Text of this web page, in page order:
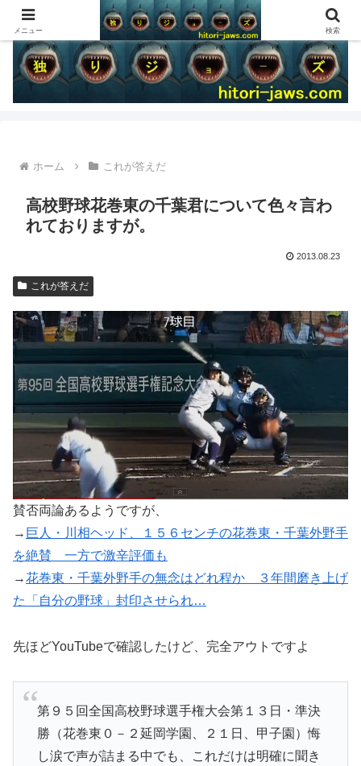
ホーム これが答えだ
高校野球花巻東の千葉君について色々言わ
れておりますが。
2013.08.23
これが答えだ
賛否両論あるようですが、
→ 巨人・川相ヘッド、１５６センチの花巻東・千葉外野手
を絶賛 一方で激辛評価も
→花巻東・千葉外野手の無念はどれ程か ３年間磨き上げ
た「自分の野球」封印させられ…
先ほどYouTubeで確認したけど、完全アウトですよ
第９５回全国高校野球選手権大会第１３日・準決
勝（花巻東０－２延岡学園、２１日、甲子園）悔
し涙で声が詰まる中でも、これだけは明確に聞き
メニュー 検索